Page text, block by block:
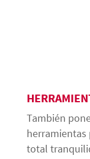
También
herramientas
total